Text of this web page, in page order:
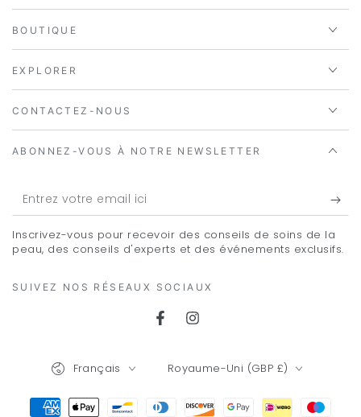
BOUTIQUE
EXPLORER
CONTACTEZ-NOUS
ABONNEZ-VOUS À NOTRE NEWSLETTER
Entrez
votre
email
Inscrivez-vous pour recevoir des conseils de soins de la
peau, des conseils d'experts et des événements exclusifs.
SUIVEZ NOS RÉSEAUX SOCIAUX
FacebookInstagram
Langue
Français Royaume-Uni (GBP £)
Modes